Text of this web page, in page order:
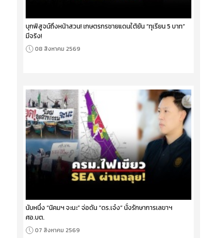
บุกพิสูจน์ถึงหน้าสวน! เกษตรกรชายแดนใต้ยัน “ทุเรียน 5 บาท”
มีจริง!
08 สิงหาคม 2569
นับหนึ่ง “นิคมฯ จะนะ” จ่อดัน “ดร.เจ๋ง” นั่งรักษาการเลขาฯ
ศอ.บต.
07 สิงหาคม 2569